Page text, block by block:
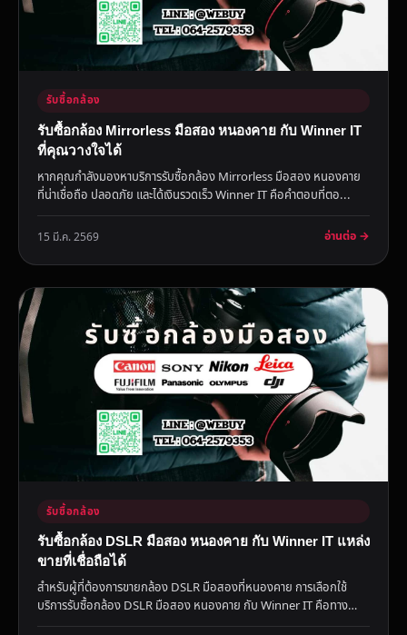
รับซื้อกล้อง
รับซื้อกล้อง Mirrorless มือสอง หนองคาย กับ Winner IT
ที่คุณวางใจได้
หากคุณกำลังมองหาบริการรับซื้อกล้อง Mirrorless มือสอง หนองคาย
ที่น่าเชื่อถือ ปลอดภัย และได้เงินรวดเร็ว Winner IT คือคำตอบที่ตอ...
15 มี.ค. 2569 อ่านต่อ →
รับซื้อกล้อง
รับซื้อกล้อง DSLR มือสอง หนองคาย กับ Winner IT แหล่ง
ขายที่เชื่อถือได้
สำหรับผู้ที่ต้องการขายกล้อง DSLR มือสองที่หนองคาย การเลือกใช้
บริการรับซื้อกล้อง DSLR มือสอง หนองคาย กับ Winner IT คือทาง
เลือก...